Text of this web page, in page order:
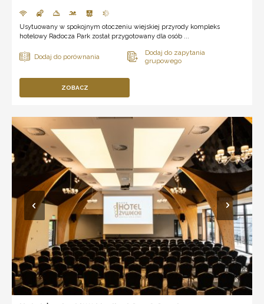
Usytuowany w spokojnym otoczeniu wiejskiej przyrody kompleks
hotelowy Radocza Park został przygotowany dla osób ...
ZOBACZ